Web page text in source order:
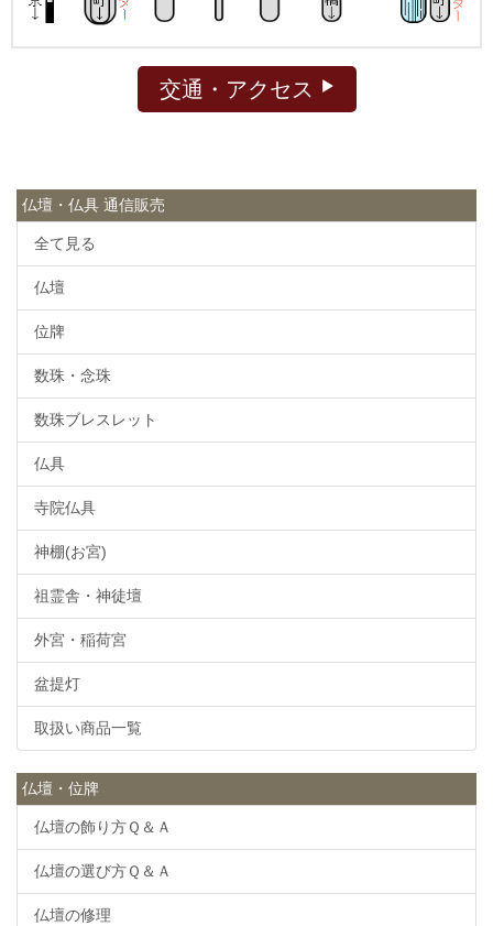
交通・アクセス
仏壇・仏具 通信販売
全て見る
仏壇
位牌
数珠・念珠
数珠ブレスレット
仏具
寺院仏具
神棚(お宮)
祖霊舎・神徒壇
外宮・稲荷宮
盆提灯
取扱い商品一覧
仏壇・位牌
仏壇の飾り方Ｑ＆Ａ
仏壇の選び方Ｑ＆Ａ
仏壇の修理